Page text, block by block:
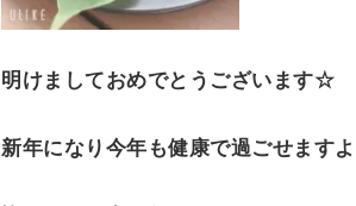
明けましておめでとうございます☆
新年になり今年も健康で過ごせます